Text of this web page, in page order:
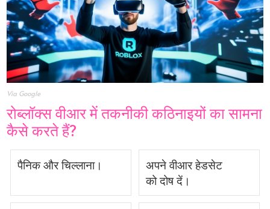
Via Google
रोब्लॉक्स वीआर में तकनीकी कठिनाइयों का सामना
कैसे करते हैं?
पैनिक और चिल्लाना।
अपने वीआर हेडसेट
को दोष दें।